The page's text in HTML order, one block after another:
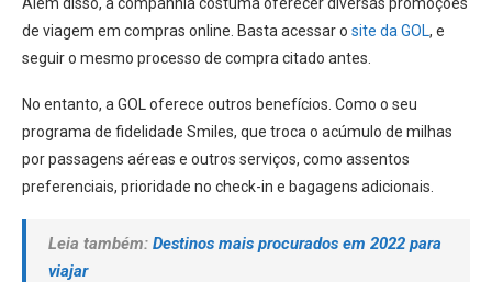
de viagem em compras online. Basta acessar o site da GOL, e
seguir o mesmo processo de compra citado antes.
No entanto, a GOL oferece outros benefícios. Como o seu
programa de fidelidade Smiles, que troca o acúmulo de milhas
por passagens aéreas e outros serviços, como assentos
preferenciais, prioridade no check-in e bagagens adicionais.
Leia também: Destinos mais procurados em 2022 para
viajar